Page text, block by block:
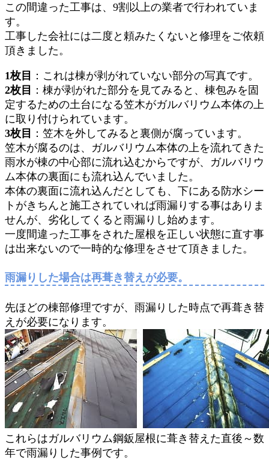
この間違った工事は、9割以上の業者で行われていま
す。
工事した会社には二度と頼みたくないと修理をご依頼
頂きました。
1枚目
：これは棟が剥がれていない部分の写真です。
2枚目
：棟が剥がれた部分を見てみると、棟包みを固
定するための土台になる笠木がガルバリウム本体の上
に取り付けられています。
3枚目
：笠木を外してみると裏側が腐っています。
笠木が腐るのは、ガルバリウム本体の上を流れてきた
雨水が棟の中心部に流れ込むからですが、ガルバリウ
ム本体の裏面にも流れ込んでいました。
本体の裏面に流れ込んだとしても、下にある防水シー
トがきちんと施工されていれば雨漏りする事はありま
せんが、劣化してくると雨漏りし始めます。
一度間違った工事をされた屋根を正しい状態に直す事
は出来ないので一時的な修理をさせて頂きました。
雨漏りした場合は再葺き替えが必要。
先ほどの棟部修理ですが、雨漏りした時点で再葺き替
えが必要になります。
これらはガルバリウム鋼鈑屋根に葺き替えた直後～数
年で雨漏りした事例です。